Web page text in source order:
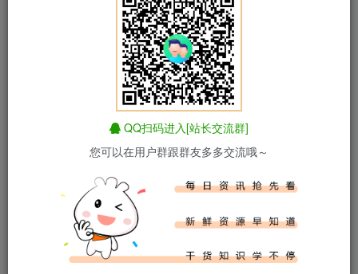
正文开始阅读，请点击右上角“关注”按钮，关注作者
------正文内容展示，开始汲取新知识------
VMware是功能最强大的虚拟机软件，用户可以在虚拟机同
时运行各种操作系统，进行开发、测试、演示和部署软件，
虚拟机中复制服务器、台式机和平板环境，每个虚拟机可分
配多个处理器核心、主内存和显存。VMware Workstation?
QQ扫码进入[站长交流群]
您可以在用户群跟群友多多交流哦～